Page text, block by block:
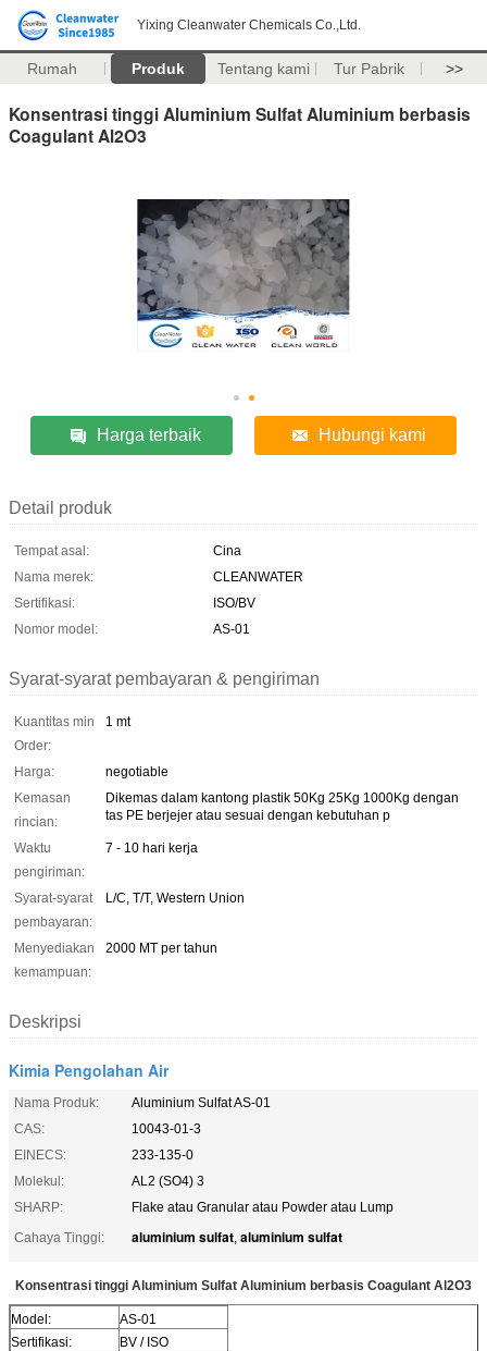
Yixing Cleanwater Chemicals Co.,Ltd.
Rumah Produk Tentang kami Tur Pabrik >>
Konsentrasi tinggi Aluminium Sulfat Aluminium berbasis
Coagulant Al2O3
Harga terbaik Hubungi kami
Detail produk
Tempat asal:
Cina
Nama merek:
CLEANWATER
Sertifikasi:
ISO/BV
Nomor model:
AS-01
Syarat-syarat pembayaran & pengiriman
Kuantitas min
Order:
1 mt
Harga:
negotiable
Kemasan
rincian:
Dikemas dalam kantong plastik 50Kg 25Kg 1000Kg dengan
tas PE berjejer atau sesuai dengan kebutuhan p
Waktu
pengiriman:
7 - 10 hari kerja
Syarat-syarat
pembayaran:
L/C, T/T, Western Union
Menyediakan
kemampuan:
2000 MT per tahun
Deskripsi
Kimia Pengolahan Air
Nama Produk:
Aluminium Sulfat AS-01
CAS:
10043-01-3
EINECS:
233-135-0
Molekul:
AL2 (SO4) 3
SHARP:
Flake atau Granular atau Powder atau Lump
Cahaya Tinggi:
aluminium sulfat, aluminium sulfat
Konsentrasi tinggi Aluminium Sulfat Aluminium berbasis Coagulant Al2O3
Model:
AS-01
Sertifikasi:
BV / ISO